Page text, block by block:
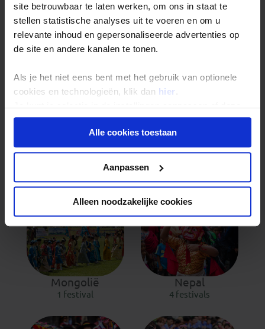
site betrouwbaar te laten werken, om ons in staat te
stellen statistische analyses uit te voeren en om u
relevante inhoud en gepersonaliseerde advertenties op
de site en andere kanalen te tonen.
Als je het niet eens bent met het gebruik van optionele
cookies en technologieën, klik dan hier .
Je kunt je selectie in de instellingen aanpassen of deze
onder aan de pagina op elk gewenst moment voor de
toekomst wijzigen.Alle cookies toestaan
Aanpassen
Alleen noodzakelijke cookies
Letland
2 festivals 3 festivals
Mongolië
1 festival
Nepal
4 festivals